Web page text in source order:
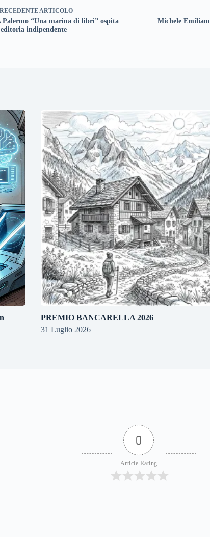
ARTICOLO
Palermo “Una marina di libri” ospita
indipendente
Michele
PREMIO BANCARELLA 2026
31 Luglio 2026
0
Article Rating